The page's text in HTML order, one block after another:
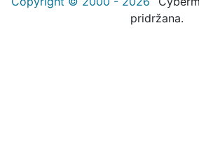
pridržana.